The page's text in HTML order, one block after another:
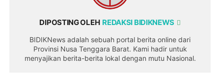
DIPOSTING OLEH REDAKSI BIDIKNEWS
BIDIKNews adalah sebuah portal berita online dari
Provinsi Nusa Tenggara Barat. Kami hadir untuk
menyajikan berita-berita lokal dengan mutu Nasional.